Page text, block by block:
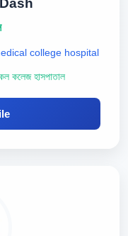
college hospital
কলেজ হাসপাতাল